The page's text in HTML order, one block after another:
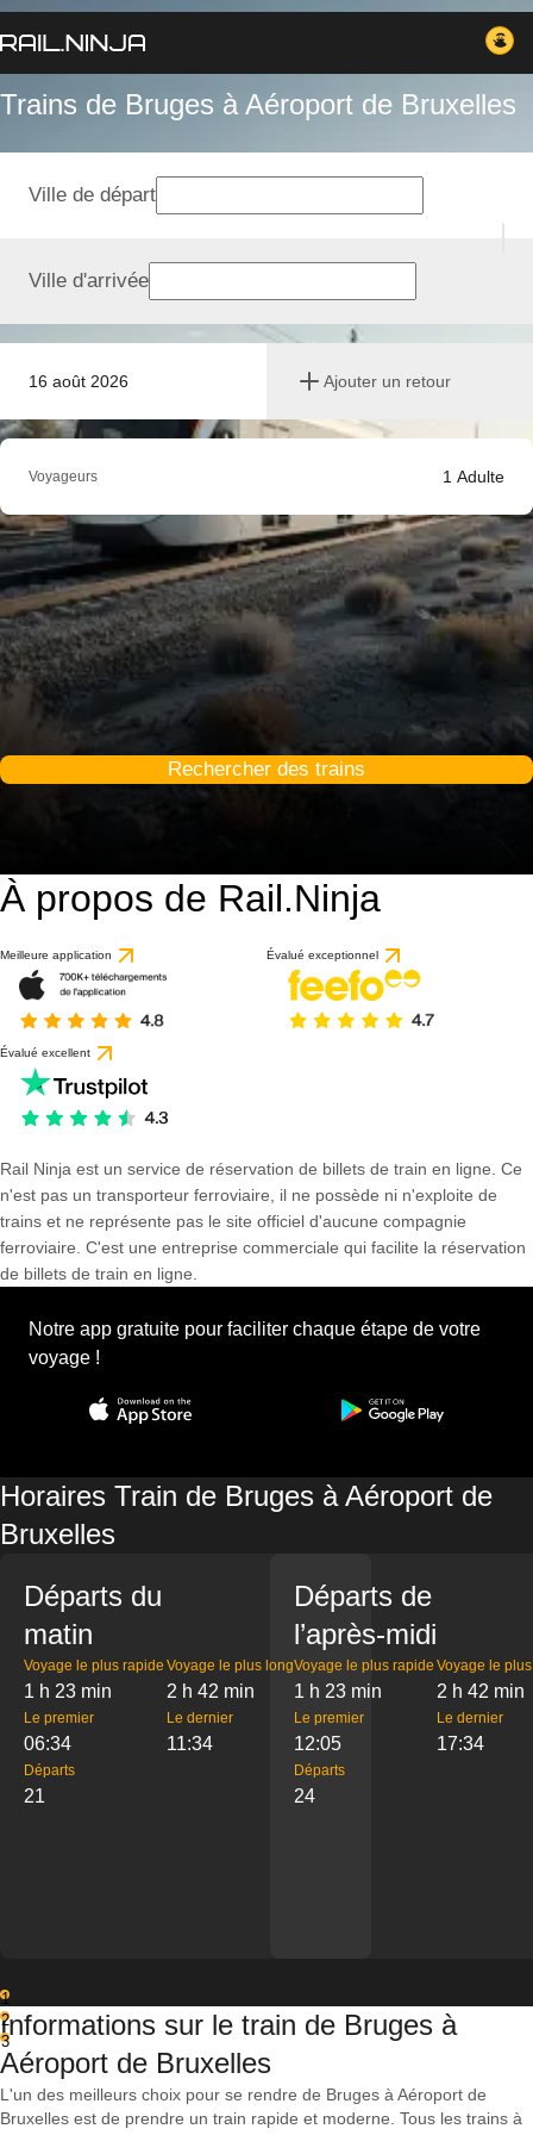
Trains de Bruges à Aéroport de Bruxelles
16 août 2026 Ajouter un retour
Ville de départ
Ville d'arrivée
Voyageurs 1 Adulte
Rechercher des trains
À propos de Rail.Ninja
Meilleure application Évalué exceptionnel
Évalué excellent
Rail Ninja est un service de réservation de billets de train en ligne. Ce
n'est pas un transporteur ferroviaire, il ne possède ni n'exploite de
trains et ne représente pas le site officiel d'aucune compagnie
ferroviaire. C'est une entreprise commerciale qui facilite la réservation
de billets de train en ligne.
Notre app gratuite pour faciliter chaque étape de votre
voyage !
Horaires Train de Bruges à Aéroport de
Bruxelles
Départs du
matin
Voyage le plus rapide
1 h 23 min
Voyage le plus long
2 h 42 min
Le premier
06:34
Le dernier
11:34
Départs
21
Départs de
l’après-midi
Voyage le plus rapide
1 h 23 min
Voyage le
2 h 42 min
Le premier
12:05
Le dernier
17:34
Départs
24
1
2
3
Informations sur le train de Bruges à
Aéroport de Bruxelles
L'un des meilleurs choix pour se rendre de Bruges à Aéroport de
Bruxelles est de prendre un train rapide et moderne. Tous les trains à